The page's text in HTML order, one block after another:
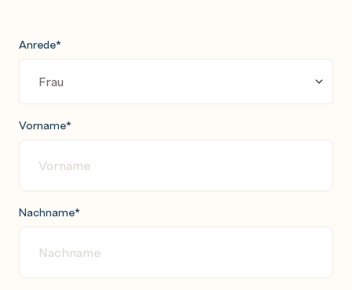
Anrede*
Vorname*
Nachname*